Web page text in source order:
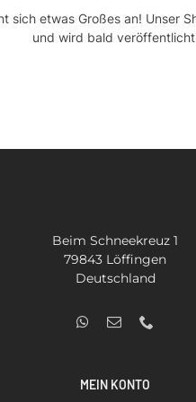
sich etwas Großes an! Unser
und wird bald
Beim Schneekreuz 1
79843 Löffingen
Deutschland
MEIN KONTO